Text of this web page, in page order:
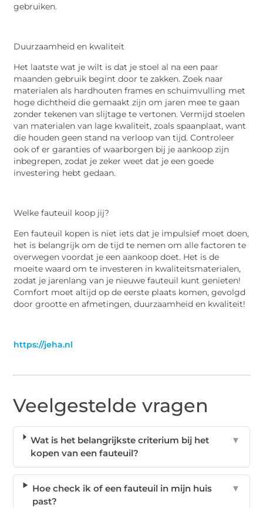
gebruiken.
Duurzaamheid en kwaliteit
Het laatste wat je wilt is dat je stoel al na een paar
maanden gebruik begint door te zakken. Zoek naar
materialen als hardhouten frames en schuimvulling met
hoge dichtheid die gemaakt zijn om jaren mee te gaan
zonder tekenen van slijtage te vertonen. Vermijd stoelen
van materialen van lage kwaliteit, zoals spaanplaat, want
die houden geen stand na verloop van tijd. Controleer
ook of er garanties of waarborgen bij je aankoop zijn
inbegrepen, zodat je zeker weet dat je een goede
investering hebt gedaan.
Welke fauteuil koop jij?
Een fauteuil kopen is niet iets dat je impulsief moet doen,
het is belangrijk om de tijd te nemen om alle factoren te
overwegen voordat je een aankoop doet. Het is de
moeite waard om te investeren in kwaliteitsmaterialen,
zodat je jarenlang van je nieuwe fauteuil kunt genieten!
Comfort moet altijd op de eerste plaats komen, gevolgd
door grootte en afmetingen, duurzaamheid en kwaliteit!
https://jeha.nl
Veelgestelde vragen
Wat is het belangrijkste criterium bij het
kopen van een fauteuil?
▼
Hoe check ik of een fauteuil in mijn huis
past?
▼